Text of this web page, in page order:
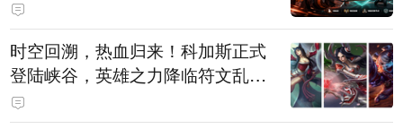
时空回溯，热血归来！科加斯正式
登陆峡谷，英雄之力降临符文乱
斗！